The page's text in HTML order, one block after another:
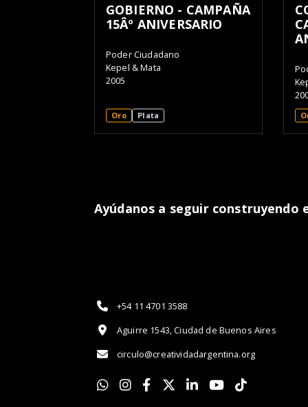
GOBIERNO - CAMPAÑA
15Âº ANIVERSARIO
Poder Ciudadano
Kepel & Mata
2005
Oro Plata
Ayúdanos a seguir
+54 11 4701 3588
Aguirre 1543, Ciudad de Buenos Aires
circulo@creatividadargentina.org